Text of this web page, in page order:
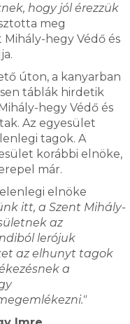
hogy jól érezzük
meg
Mihály-hegy Védő és
úton, a kanyarban
táblák hirdetik
hegy Védő és
Az egyesület
tagok. A
korábbi elnöke,
már.
elnöke
itt, a Szent Mihály-
az
lerójuk
az elhunyt tagok
a